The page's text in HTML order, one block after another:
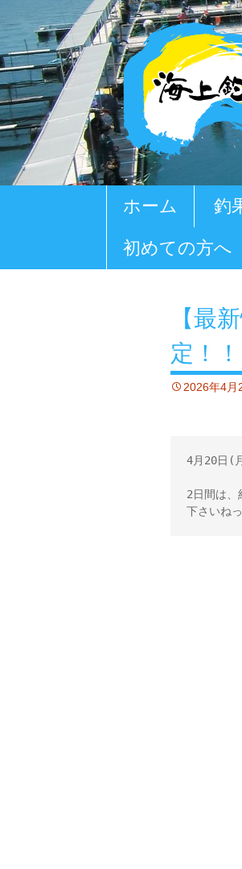
ツ
ホーム 釣
初めての方へ
【最
定！！
2026年4月
4月20日(
2日間は、
下さいねっ